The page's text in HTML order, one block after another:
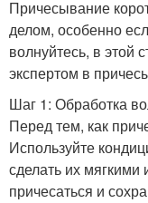
Причесывание
делом, особенно
волнуйтесь, в этой
экспертом в
Шаг 1: Обработка
Перед тем, как
Используйте
сделать их
причесаться и